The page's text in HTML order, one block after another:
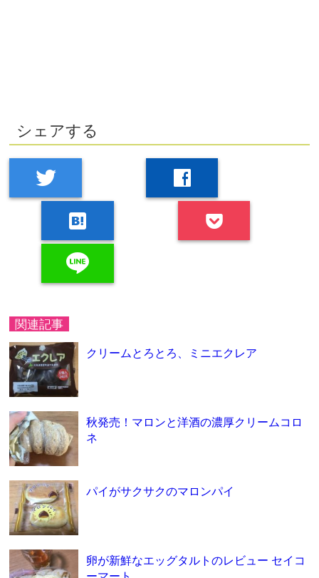
シェアする
twitter
facebook
hatenabookmark
line
関連記事
クリームとろとろ、ミニエクレア
秋発売！マロンと洋酒の濃厚クリームコロ
ネ
パイがサクサクのマロンパイ
卵が新鮮なエッグタルトのレビュー セイコ